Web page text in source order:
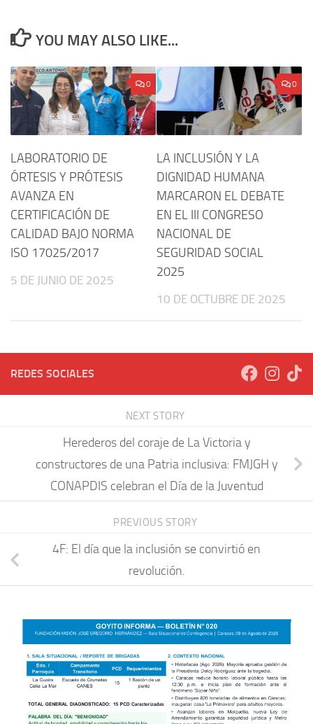
YOU MAY ALSO LIKE...
0
LABORATORIO DE
ÓRTESIS Y PRÓTESIS
AVANZA EN
CERTIFICACIÓN DE
CALIDAD BAJO NORMA
ISO 17025/2017
5 DE JUNIO DE 2025
0
LA INCLUSIÓN Y LA
DIGNIDAD HUMANA
MARCARON EL DEBATE
EN EL III CONGRESO
NACIONAL DE
SEGURIDAD SOCIAL
2025
10 DE OCTUBRE DE 2025
REDES SOCIALES
NEXT STORY
Herederos del coraje de La Victoria y
constructores de una Patria inclusiva: FMJGH y
CONAPDIS celebran el Día de la Juventud
PREVIOUS STORY
4F: El día que la inclusión se convirtió en
revolución.